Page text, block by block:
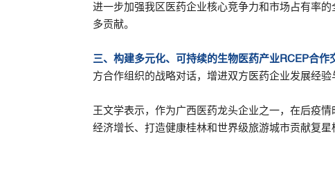
进一步加强我区医药企业核心竞争力和市场占有率
多贡献。
三、构建多元化、可持续的生物医药产业RCEP合作
方合作组织的战略对话，增进双方医药企业发展经
王文学表示，作为广西医药龙头企业之一，在后疫
经济增长、打造健康桂林和世界级旅游城市贡献复星